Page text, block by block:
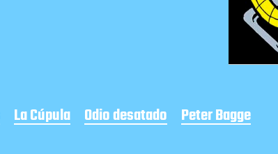
La Cúpula Odio desatado Peter Bagge